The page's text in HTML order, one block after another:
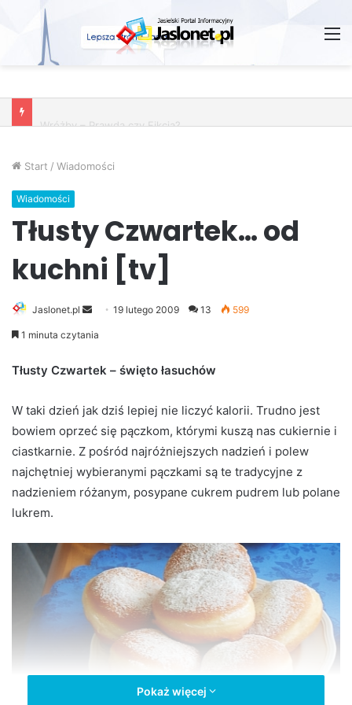
Start / Wiadomości
Wiadomości
Tłusty Czwartek… od
kuchni [tv]
Jaslonet.pl
e
d
n
e
i
l
19 lutego 2009 13 599
1 minuta czytania
Tłusty Czwartek – święto łasuchów
W taki dzień jak dziś lepiej nie liczyć kalorii. Trudno jest
bowiem oprzeć się pączkom, którymi kuszą nas cukiernie i
ciastkarnie. Z pośród najróżniejszych nadzień i polew
najchętniej wybieranymi pączkami są te tradycyjne z
nadzieniem różanym, posypane cukrem pudrem lub polane
lukrem.
Pokaż więcej